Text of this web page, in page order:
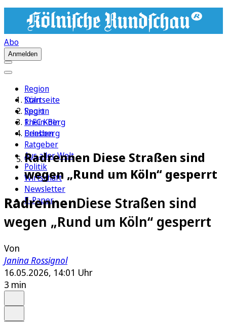
Abo
Anmelden
Region
Köln
Sport
1. FC Köln
Erleben
Ratgeber
Aus aller Welt
Politik
Wirtschaft
Newsletter
E-Paper
Startseite
Region
Rhein-Berg
Bensberg
Radrennen Diese Straßen sind
wegen „Rund um Köln“ gesperrt
RadrennenDiese Straßen sind
wegen „Rund um Köln“ gesperrt
Von
Janina Rossignol
16.05.2026, 14:01 Uhr
3 min